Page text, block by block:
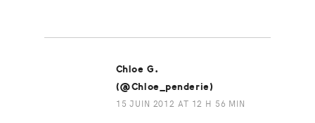
Chloe G.
(@Chloe_penderie)
15 JUIN 2012 AT 12 H 56 MIN